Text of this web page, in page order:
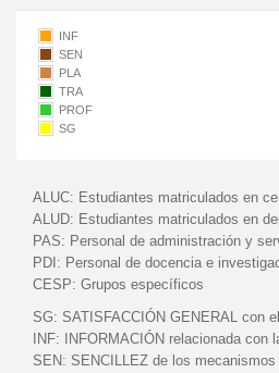
INF
SEN
PLA
TRA
PROF
SG
ALUC: Estudiantes matriculados en
ALUD: Estudiantes matriculados en
PAS: Personal de administración y
PDI: Personal de docencia e
CESP: Grupos específicos
SG: SATISFACCIÓN GENERAL con
INF:
INFORMACIÓN relacionada con
SEN: SENCILLEZ de los